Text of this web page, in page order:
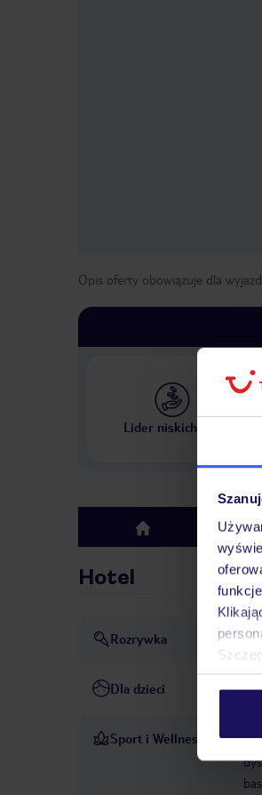
Opis oferty obowiązuje dla
Lider niskich cen
top
Hotel
Rozrywka
Dla dzieci
Sport i Wellness